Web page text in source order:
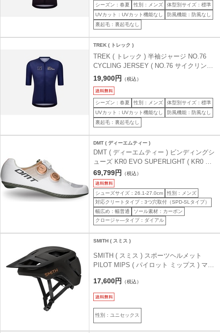
シーズン：春夏 性別：メンズ
体型別サイズ：標準
UVカット：UVカット機能なし
防風機能：防風なし
裏起毛：裏起毛なし
TREK ( トレック )
TREK ( トレック ) 半袖ジャージ NO.76
CYCLING JERSEY ( NO.76 サイクリング
ジャージ ) ダークブルー/ゴールド M
19,900円 （税込）
シーズン：春夏 性別：メンズ
体型別サイズ：標準
UVカット：UVカット機能なし
防風機能：防風なし
裏起毛：裏起毛なし
DMT ( ディーエムティー )
DMT ( ディーエムティー ) ビンディングシ
ューズ KR0 EVO SUPERLIGHT ( KR0 エ
ボ スーパーライト ) ホワイト/ブロンズ 41
( 26.1cm )
69,799円 （税込）
シューズサイズ：26.1-27.0cm
性別：メンズ
対応クリートタイプ：3つ穴取付（SPD-SLタイプ）
幅広め：幅普通
ソール素材：カーボン
クロージャ―タイプ：ダイアル
SMITH ( スミス )
SMITH ( スミス ) スポーツヘルメット
PILOT MIPS ( パイロット ミップス ) マッ
17,600円 （税込）
性別：ユニセックス